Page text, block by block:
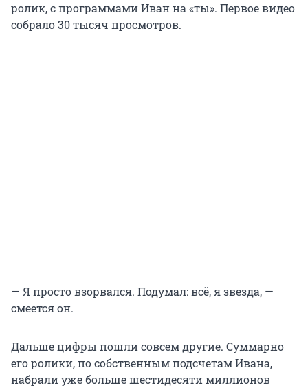
ролик, с программами Иван на «ты». Первое видео
собрало 30 тысяч просмотров.
— Я просто взорвался. Подумал: всё, я звезда, —
смеется он.
Дальше цифры пошли совсем другие. Суммарно
его ролики, по собственным подсчетам Ивана,
набрали уже больше шестидесяти миллионов